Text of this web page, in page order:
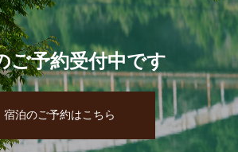
ご予約受付中です
宿泊のご予約はこちら